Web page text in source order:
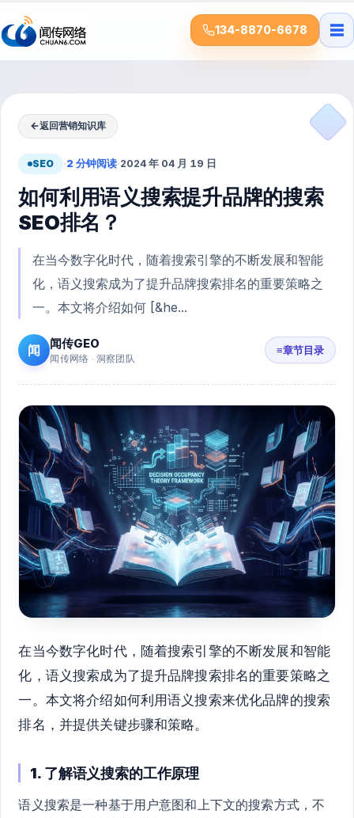
134-8870-6678 ☰
←返回营销知识库
SEO ·2 分钟阅读·2024 年 04 月 19 日
如何利用语义搜索提升品牌的搜索
SEO排名？
在当今数字化时代，随着搜索引擎的不断发展和智能
化，语义搜索成为了提升品牌搜索排名的重要策略之
一。本文将介绍如何 [&he...
闻 闻传GEO
闻传网络 · 洞察团队
≡章节目录
在当今数字化时代，随着搜索引擎的不断发展和智能
化，语义搜索成为了提升品牌搜索排名的重要策略之
一。本文将介绍如何利用语义搜索来优化品牌的搜索
排名，并提供关键步骤和策略。
1. 了解语义搜索的工作原理
语义搜索是一种基于用户意图和上下文的搜索方式，不